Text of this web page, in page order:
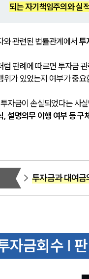
되는 자기책임주의와 실
와 관련된 법률관계에서 투
럼 판례에 따르면 투자금
위가 있었는지 여부가 중요
자금이 손실되었다는 사
, 설명의무 이행 여부 등 구
투자금과 대여
자금회수 |